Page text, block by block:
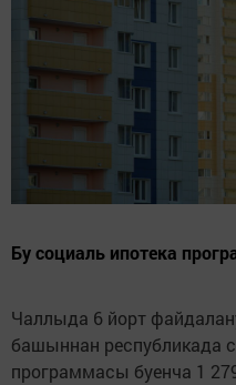
Бу социаль ипотека
Чаллыда 6 йорт
башыннан республикада
программасы буенча 1